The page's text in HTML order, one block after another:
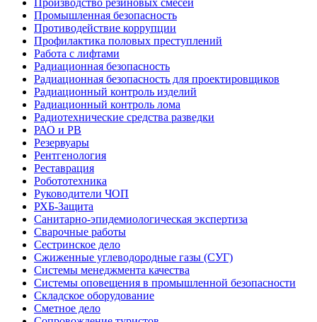
Производство резиновых смесей
Промышленная безопасность
Противодействие коррупции
Профилактика половых преступлений
Работа с лифтами
Радиационная безопасность
Радиационная безопасность для проектировщиков
Радиационный контроль изделий
Радиационный контроль лома
Радиотехнические средства разведки
РАО и РВ
Резервуары
Рентгенология
Реставрация
Робототехника
Руководители ЧОП
РХБ-Защита
Санитарно-эпидемиологическая экспертиза
Сварочные работы
Сестринское дело
Сжиженные углеводородные газы (СУГ)
Системы менеджмента качества
Системы оповещения в промышленной безопасности
Складское оборудование
Сметное дело